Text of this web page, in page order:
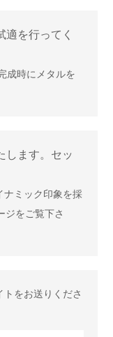
を行ってく
成時にメタルを
します。セッ
ミック印象を採
ジをご覧下さ
をお送りくださ